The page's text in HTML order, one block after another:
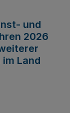
und
2026
Land